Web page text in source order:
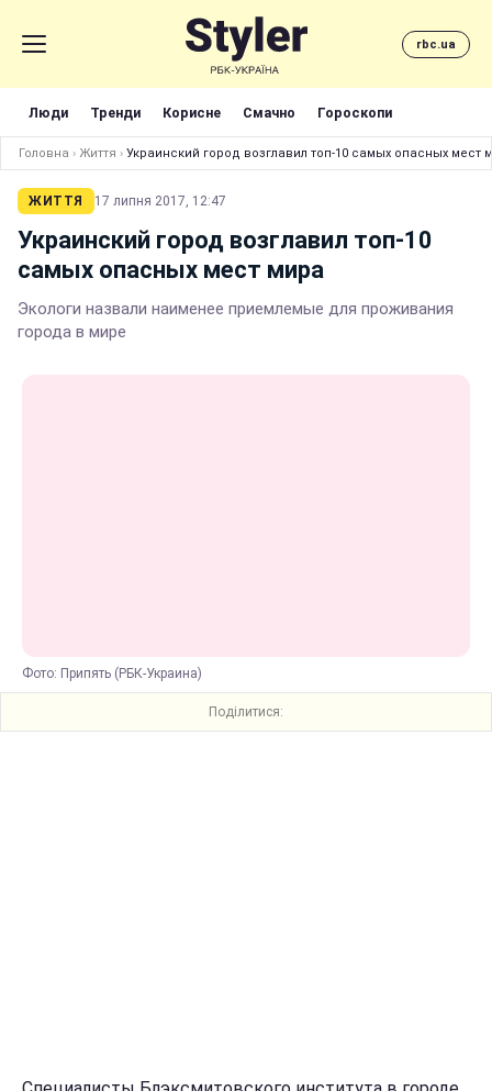
rbc.ua
Люди Тренди Корисне Смачно Гороскопи
Головна › Життя › Украинский город возглавил топ-10 самых опасных мест
ЖИТТЯ 17 липня 2017, 12:47
Украинский город возглавил топ-10
самых опасных мест мира
Экологи назвали наименее приемлемые для проживания
города в мире
Фото: Припять (РБК-Украина)
Поділитися: